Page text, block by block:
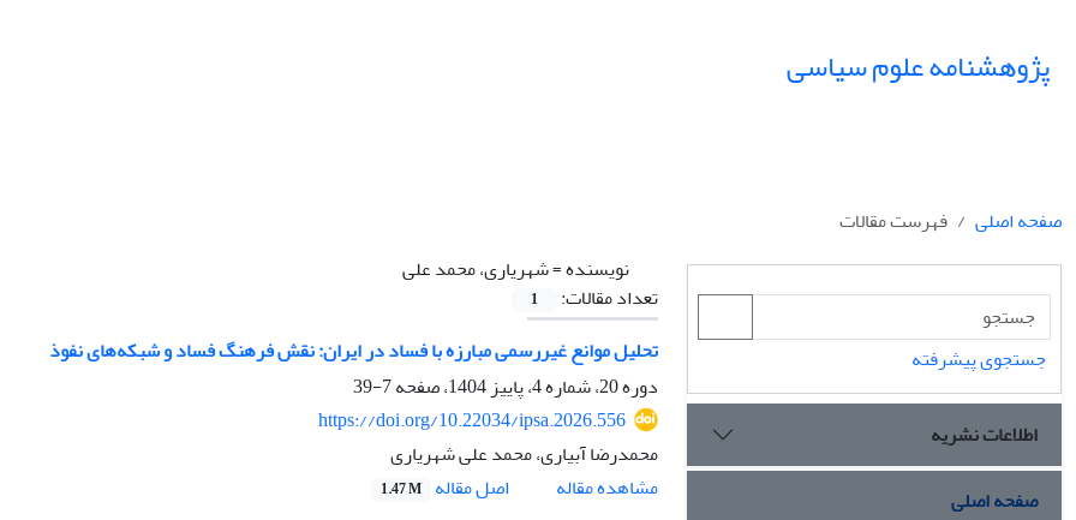
پژوهشنامه علوم سیاسی
صفحه اصلی
فهرست مقالات
نویسنده =شهریاری، محمد علی
تعداد مقالات:
1
تحلیل موانع غیررسمی مبارزه با فساد در ایران: نقش فرهنگ فساد و شبکه‌های نفوذ
دوره 20، شماره 4، پاییز 1404، صفحه
7-39
https://doi.org/10.22034/ipsa.2026.556
محمدرضا آبیاری، محمد علی شهریاری
مشاهده مقاله
اصل مقاله 1.47 M
جستجوی پیشرفته
اطلاعات نشریه
صفحه اصلی